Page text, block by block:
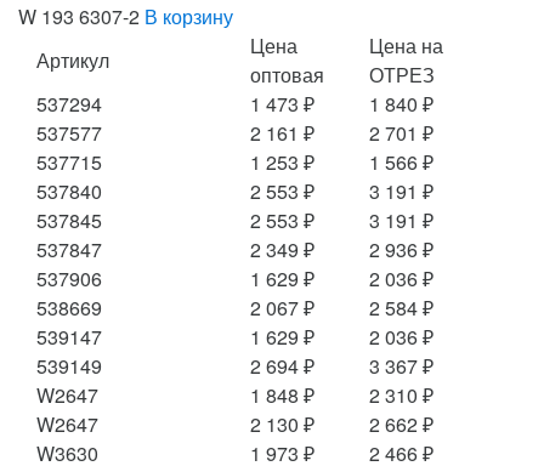
W 193 6307-2 В корзину
Артикул
Цена
оптовая
Цена на
ОТРЕЗ
537294
1 473 ₽
1 840 ₽
537577
2 161 ₽
2 701 ₽
537715
1 253 ₽
1 566 ₽
537840
2 553 ₽
3 191 ₽
537845
2 553 ₽
3 191 ₽
537847
2 349 ₽
2 936 ₽
537906
1 629 ₽
2 036 ₽
538669
2 067 ₽
2 584 ₽
539147
1 629 ₽
2 036 ₽
539149
2 694 ₽
3 367 ₽
W2647
1 848 ₽
2 310 ₽
W2647
2 130 ₽
2 662 ₽
W3630
1 973 ₽
2 466 ₽